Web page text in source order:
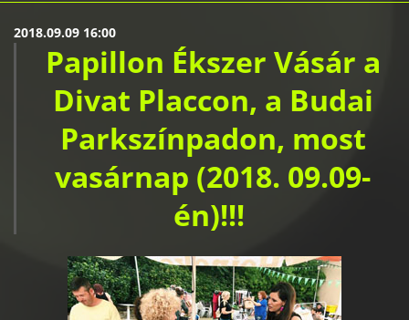
2018.09.09 16:00
Papillon Ékszer Vásár a
Divat Placcon, a Budai
Parkszínpadon, most
vasárnap (2018. 09.09-
én)!!!